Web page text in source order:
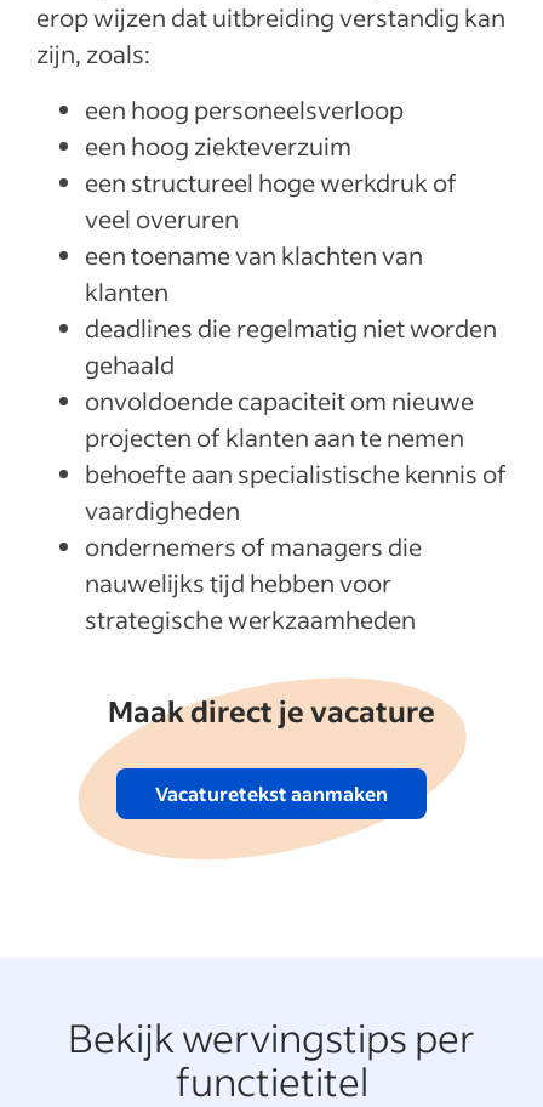
erop wijzen dat uitbreiding verstandig kan
zijn, zoals:
een hoog personeelsverloop
een hoog ziekteverzuim
een structureel hoge werkdruk of
veel overuren
een toename van klachten van
klanten
deadlines die regelmatig niet worden
gehaald
onvoldoende capaciteit om nieuwe
projecten of klanten aan te nemen
behoefte aan specialistische kennis of
vaardigheden
ondernemers of managers die
nauwelijks tijd hebben voor
strategische werkzaamheden
Maak direct je vacature
Vacaturetekst aanmaken
Bekijk wervingstips per
functietitel